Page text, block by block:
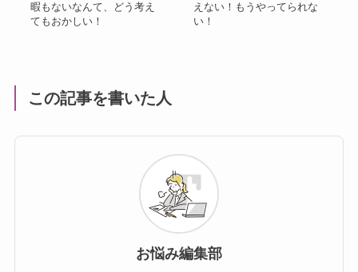
暇もないなんて、どう考え
てもおかしい！
えない！もうやってられな
い！
この記事を書いた人
お悩み編集部